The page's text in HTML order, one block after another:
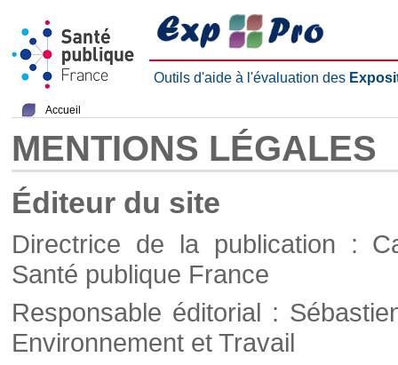
Outils d'aide à l'évaluation des
Accueil
MENTIONS LÉGALES
Éditeur du site
Directrice de la publication :
Santé publique France
Responsable éditorial :
Environnement et Travail